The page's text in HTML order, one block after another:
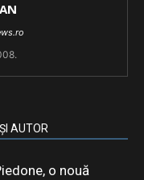
AUTOR
o nouă